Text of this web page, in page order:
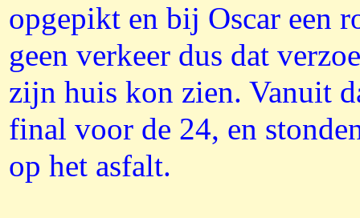
opgepikt en bij Oscar een
geen verkeer dus dat
zijn huis kon zien. Vanuit
final voor de 24, en
op het asfalt.